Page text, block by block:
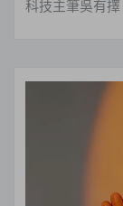
科技主筆吳有擇